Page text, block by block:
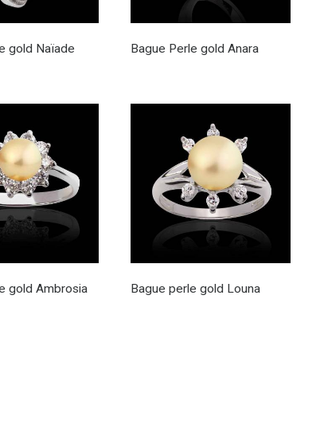
gold Naïade Bague Perle gold Anara
gold Ambrosia Bague perle gold Louna